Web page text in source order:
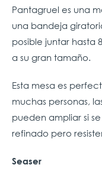
Pantagruel es una
una bandeja
posible juntar hasta
a su gran tamaño.
Esta mesa es
muchas personas,
pueden ampliar si
refinado pero
Seaser